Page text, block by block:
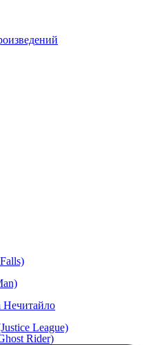
League)
Rider)